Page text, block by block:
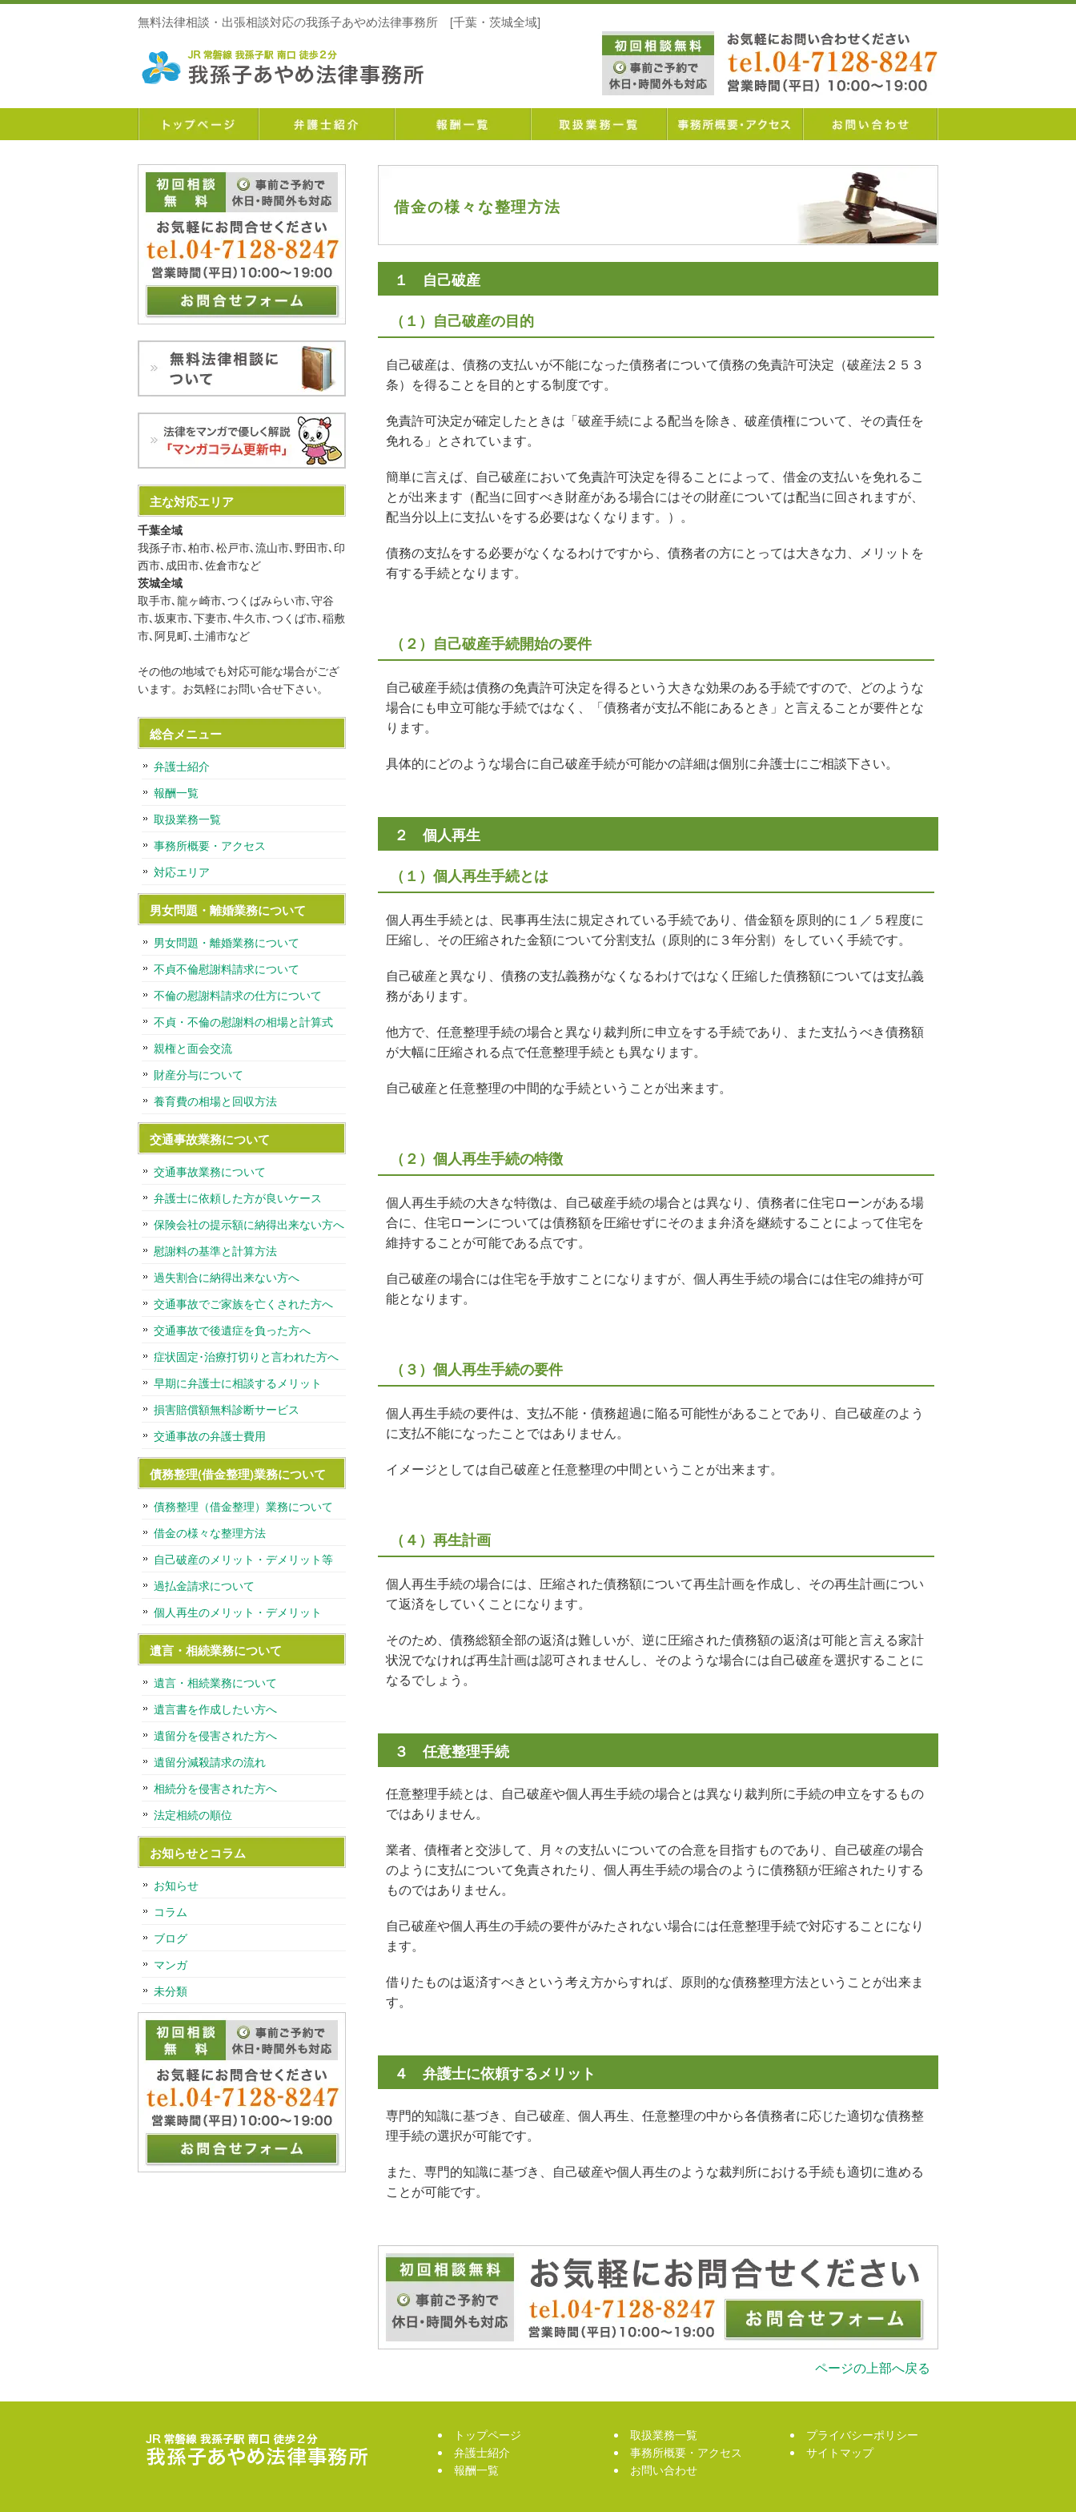
無料法律相談・出張相談対応の我孫子あやめ法律事務所 [千葉・茨城全域]
借金の様々な整理方法
１ 自己破産
（１）自己破産の目的
自己破産は、債務の支払いが不能になった債務者について債務の免責許可決定（破産法２５３
条）を得ることを目的とする制度です。
免責許可決定が確定したときは「破産手続による配当を除き、破産債権について、その責任を
免れる」とされています。
簡単に言えば、自己破産において免責許可決定を得ることによって、借金の支払いを免れるこ
とが出来ます（配当に回すべき財産がある場合にはその財産については配当に回されますが、
配当分以上に支払いをする必要はなくなります。）。
債務の支払をする必要がなくなるわけですから、債務者の方にとっては大きな力、メリットを
有する手続となります。
（２）自己破産手続開始の要件
自己破産手続は債務の免責許可決定を得るという大きな効果のある手続ですので、どのような
場合にも申立可能な手続ではなく、「債務者が支払不能にあるとき」と言えることが要件とな
ります。
具体的にどのような場合に自己破産手続が可能かの詳細は個別に弁護士にご相談下さい。
２ 個人再生
（１）個人再生手続とは
個人再生手続とは、民事再生法に規定されている手続であり、借金額を原則的に１／５程度に
圧縮し、その圧縮された金額について分割支払（原則的に３年分割）をしていく手続です。
自己破産と異なり、債務の支払義務がなくなるわけではなく圧縮した債務額については支払義
務があります。
他方で、任意整理手続の場合と異なり裁判所に申立をする手続であり、また支払うべき債務額
が大幅に圧縮される点で任意整理手続とも異なります。
自己破産と任意整理の中間的な手続ということが出来ます。
（２）個人再生手続の特徴
個人再生手続の大きな特徴は、自己破産手続の場合とは異なり、債務者に住宅ローンがある場
合に、住宅ローンについては債務額を圧縮せずにそのまま弁済を継続することによって住宅を
維持することが可能である点です。
自己破産の場合には住宅を手放すことになりますが、個人再生手続の場合には住宅の維持が可
能となります。
（３）個人再生手続の要件
個人再生手続の要件は、支払不能・債務超過に陥る可能性があることであり、自己破産のよう
に支払不能になったことではありません。
イメージとしては自己破産と任意整理の中間ということが出来ます。
（４）再生計画
個人再生手続の場合には、圧縮された債務額について再生計画を作成し、その再生計画につい
て返済をしていくことになります。
そのため、債務総額全部の返済は難しいが、逆に圧縮された債務額の返済は可能と言える家計
状況でなければ再生計画は認可されませんし、そのような場合には自己破産を選択することに
なるでしょう。
３ 任意整理手続
任意整理手続とは、自己破産や個人再生手続の場合とは異なり裁判所に手続の申立をするもの
ではありません。
業者、債権者と交渉して、月々の支払いについての合意を目指すものであり、自己破産の場合
のように支払について免責されたり、個人再生手続の場合のように債務額が圧縮されたりする
ものではありません。
自己破産や個人再生の手続の要件がみたされない場合には任意整理手続で対応することになり
ます。
借りたものは返済すべきという考え方からすれば、原則的な債務整理方法ということが出来ま
す。
４ 弁護士に依頼するメリット
専門的知識に基づき、自己破産、個人再生、任意整理の中から各債務者に応じた適切な債務整
理手続の選択が可能です。
また、専門的知識に基づき、自己破産や個人再生のような裁判所における手続も適切に進める
ことが可能です。
ページの上部へ戻る
主な対応エリア
千葉全域
我孫子市､柏市､松戸市､流山市､野田市､印
西市､成田市､佐倉市など
茨城全域
取手市､龍ヶ崎市､つくばみらい市､守谷
市､坂東市､下妻市､牛久市､つくば市､稲敷
市､阿見町､土浦市など
その他の地域でも対応可能な場合がござ
います。お気軽にお問い合せ下さい。
総合メニュー
弁護士紹介
報酬一覧
取扱業務一覧
事務所概要・アクセス
対応エリア
男女問題・離婚業務について
男女問題・離婚業務について
不貞不倫慰謝料請求について
不倫の慰謝料請求の仕方について
不貞・不倫の慰謝料の相場と計算式
親権と面会交流
財産分与について
養育費の相場と回収方法
交通事故業務について
交通事故業務について
弁護士に依頼した方が良いケース
保険会社の提示額に納得出来ない方へ
慰謝料の基準と計算方法
過失割合に納得出来ない方へ
交通事故でご家族を亡くされた方へ
交通事故で後遺症を負った方へ
症状固定･治療打切りと言われた方へ
早期に弁護士に相談するメリット
損害賠償額無料診断サービス
交通事故の弁護士費用
債務整理(借金整理)業務について
債務整理（借金整理）業務について
借金の様々な整理方法
自己破産のメリット・デメリット等
過払金請求について
個人再生のメリット・デメリット
遺言・相続業務について
遺言・相続業務について
遺言書を作成したい方へ
遺留分を侵害された方へ
遺留分減殺請求の流れ
相続分を侵害された方へ
法定相続の順位
お知らせとコラム
お知らせ
コラム
ブログ
マンガ
未分類
トップページ
弁護士紹介
報酬一覧
取扱業務一覧
事務所概要・アクセス
お問い合わせ
プライバシーポリシー
サイトマップ